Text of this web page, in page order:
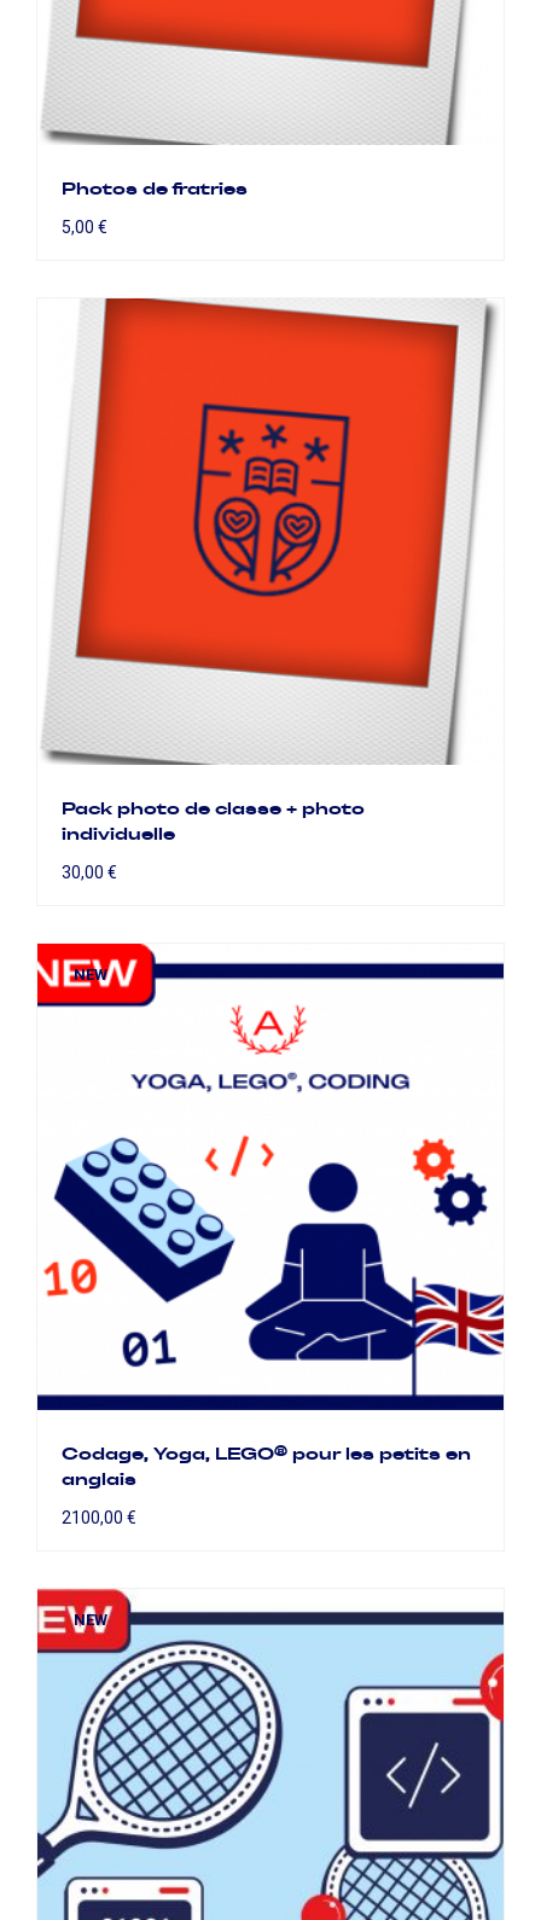
Photos de fratries
5,00 €
Pack photo de classe + photo
individuelle
30,00 €
NEW
Codage, Yoga, LEGO® pour les petits en
anglais
2100,00 €
NEW